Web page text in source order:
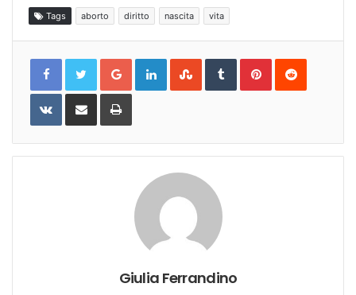
Tags aborto diritto nascita vita
Google+LinkedInStumbleUpon
TumblrPinterestReddit
VKontakteShare
Email
Print
Giulia Ferrandino